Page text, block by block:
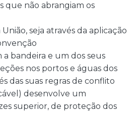
que não abrangiam os
seja através da aplicação
bandeira e um dos seus
nos portos e águas dos
das suas regras de conflito
desenvolve um
superior, de proteção dos